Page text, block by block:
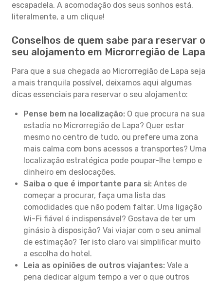
escapadela. A acomodação dos seus sonhos está,
literalmente, a um clique!
Conselhos de quem sabe para reservar o
seu alojamento em Microrregião de Lapa
Para que a sua chegada ao Microrregião de Lapa seja
a mais tranquila possível, deixamos aqui algumas
dicas essenciais para reservar o seu alojamento:
Pense bem na localização: O que procura na sua
estadia no Microrregião de Lapa? Quer estar
mesmo no centro de tudo, ou prefere uma zona
mais calma com bons acessos a transportes? Uma
localização estratégica pode poupar-lhe tempo e
dinheiro em deslocações.
Saiba o que é importante para si: Antes de
começar a procurar, faça uma lista das
comodidades que não podem faltar. Uma ligação
Wi-Fi fiável é indispensável? Gostava de ter um
ginásio à disposição? Vai viajar com o seu animal
de estimação? Ter isto claro vai simplificar muito
a escolha do hotel.
Leia as opiniões de outros viajantes: Vale a
pena dedicar algum tempo a ver o que outros